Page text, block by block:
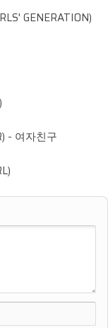
GENERATION)
- 여자친구